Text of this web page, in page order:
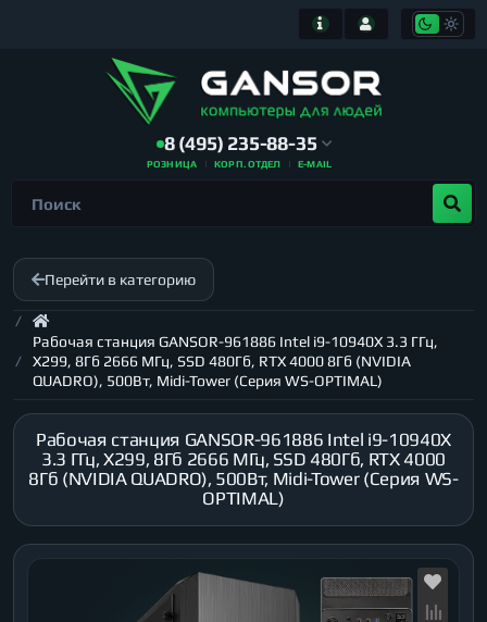
8 (495) 235-88-35
РОЗНИЦА КОРП. ОТДЕЛ E-MAIL
Перейти в категорию
Рабочая станция GANSOR-961886 Intel i9-10940X 3.3 ГГц,
X299, 8Гб 2666 МГц, SSD 480Гб, RTX 4000 8Гб (NVIDIA
QUADRO), 500Вт, Midi-Tower (Серия WS-OPTIMAL)
Рабочая станция GANSOR-961886 Intel i9-10940X
3.3 ГГц, X299, 8Гб 2666 МГц, SSD 480Гб, RTX 4000
8Гб (NVIDIA QUADRO), 500Вт, Midi-Tower (Серия WS-
OPTIMAL)